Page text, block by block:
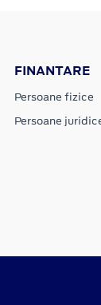
FINANTARE
Persoane fizice
Persoane